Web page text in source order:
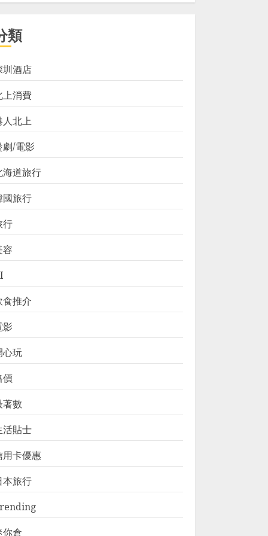
類
圳酒店
上消費
人北上
劇/電影
海道旅行
國旅行
行
容
食推介
影
心玩
價
著數
活貼士
用卡優惠
本旅行
你倉